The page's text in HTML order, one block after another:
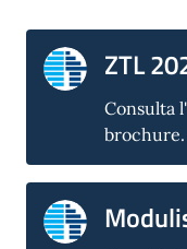
ZTL
Consulta
brochure.